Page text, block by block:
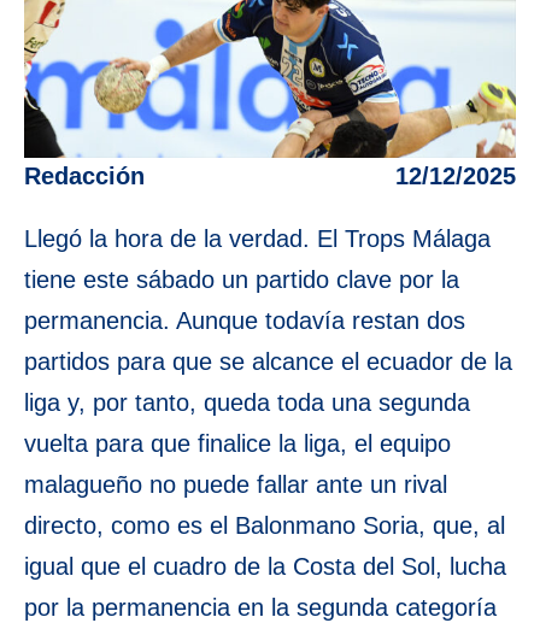
Redacción 12/12/2025
Llegó la hora de la verdad. El Trops Málaga
tiene este sábado un partido clave por la
permanencia. Aunque todavía restan dos
partidos para que se alcance el ecuador de la
liga y, por tanto, queda toda una segunda
vuelta para que finalice la liga, el equipo
malagueño no puede fallar ante un rival
directo, como es el Balonmano Soria, que, al
igual que el cuadro de la Costa del Sol, lucha
por la permanencia en la segunda categoría